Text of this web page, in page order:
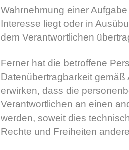
Wahrnehmung einer
Interesse liegt oder in
dem Verantwortlichen
Ferner hat die betroffene
Datenübertragbarkeit
erwirken, dass die
Verantwortlichen an einen
werden, soweit dies
Rechte und Freiheiten